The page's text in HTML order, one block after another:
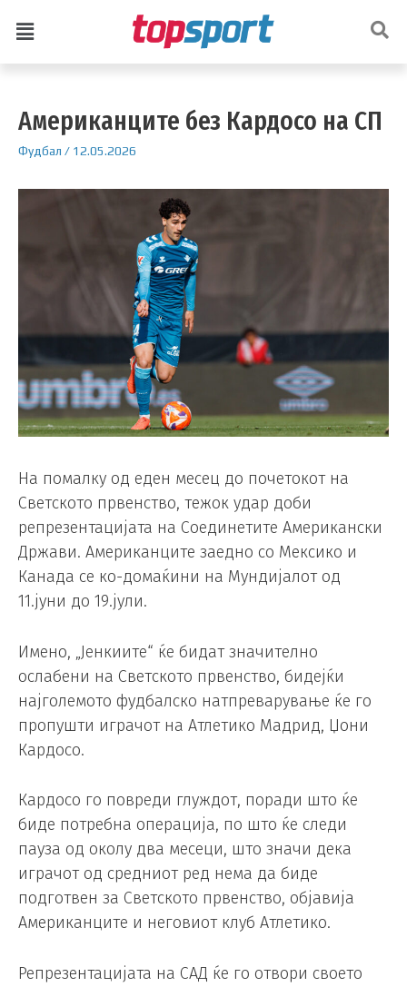
Американците без Кардосо на СП
Фудбал / 12.05.2026
На помалку од еден месец до почетокот на
Светското првенство, тежок удар доби
репрезентацијата на Соединетите Американски
Држави. Американците заедно со Мексико и
Канада се ко-домаќини на Мундијалот од
11.јуни до 19.јули.
Имено, „Јенкиите“ ќе бидат значително
ослабени на Светското првенство, бидејќи
најголемото фудбалско натпреварување ќе го
пропушти играчот на Атлетико Мадрид, Џони
Кардосо.
Кардосо го повреди глуждот, поради што ќе
биде потребна операција, по што ќе следи
пауза од околу два месеци, што значи дека
играчот од средниот ред нема да биде
подготвен за Светското првенство, објавија
Американците и неговиот клуб Атлетико.
Репрезентацијата на САД ќе го отвори своето